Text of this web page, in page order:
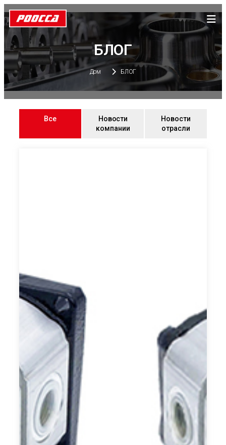
БЛОГ
Дом БЛОГ
Все
Новости
компании
Новости
отрасли